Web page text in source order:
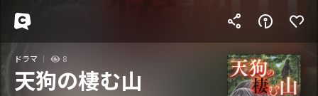
ドラマ 8
天狗の棲む山